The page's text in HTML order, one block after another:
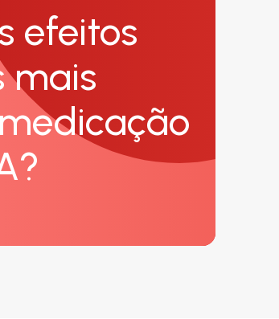
efeitos
mais